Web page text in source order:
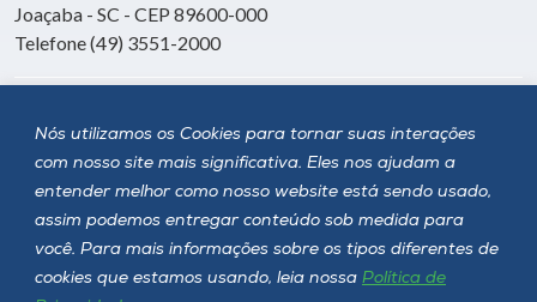
Nós utilizamos os Cookies para tornar suas interações
com nosso site mais significativa. Eles nos ajudam a
entender melhor como nosso website está sendo usado,
assim podemos entregar conteúdo sob medida para
você. Para mais informações sobre os tipos diferentes de
cookies que estamos usando, leia nossa Política de
Joaçaba - SC - CEP 89600-000
Telefone (49) 3551-2000
Siga a Unoesc